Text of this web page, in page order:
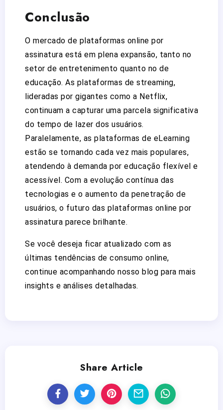
Conclusão
O mercado de plataformas online por
assinatura está em plena expansão, tanto no
setor de entretenimento quanto no de
educação. As plataformas de streaming,
lideradas por gigantes como a Netflix,
continuam a capturar uma parcela significativa
do tempo de lazer dos usuários.
Paralelamente, as plataformas de eLearning
estão se tornando cada vez mais populares,
atendendo à demanda por educação flexível e
acessível. Com a evolução contínua das
tecnologias e o aumento da penetração de
usuários, o futuro das plataformas online por
assinatura parece brilhante.
Se você deseja ficar atualizado com as
últimas tendências de consumo online,
continue acompanhando nosso blog para mais
insights e análises detalhadas.
Share Article